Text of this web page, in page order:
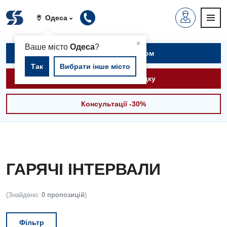
Одеса
×
Ваше містоОдеса?
Так Вибрати інше місто
Записатися на прийом
Викликати швидку
Консультації -30%
ГАРЯЧІ ІНТЕРВАЛИ
(Знайдено: 0 пропозицій)
Фільтр